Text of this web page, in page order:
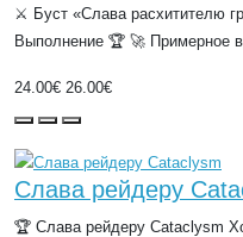
⚔️ Буст «Слава расхитителю
Выполнение 🏆 🚀 Примерное
24.00€ 26.00€
Слава рейдеру
🏆 Слава рейдеру Cataclysm